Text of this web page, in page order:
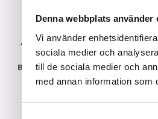
Denna webbplats använder
Vi använder
sociala medier och
till de sociala medier och
med annan information som
Grundpris:
6 795:- per
Antal personer:
Barn under 2 år:
Rum: